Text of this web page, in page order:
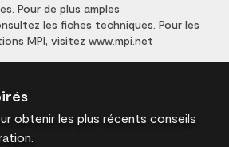
Pour de plus amples
les fiches techniques. Pour les
MPI, visitez www.mpi.net
obtenir les plus récents conseils